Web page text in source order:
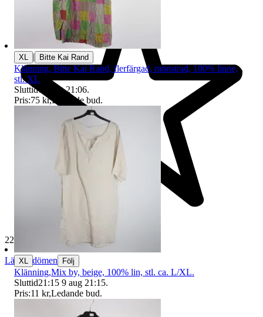
229 625 omdömen
Läs omdömen Följ
XL | Bitte Kai Rand
Klänning, Bitte Kai Rand, flerfärgad, mönstrad, 100% linne,
stl. XL
Sluttid16 aug 21:06.
Pris:75 kr,Ledande bud.
XL
Klänning,Mix by, beige, 100% lin, stl. ca. L/XL.
Sluttid21:15 9 aug 21:15.
Pris:11 kr,Ledande bud.